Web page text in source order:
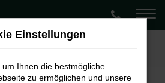
Einstellungen
Ihnen die bestmögliche
zu ermöglichen und unsere